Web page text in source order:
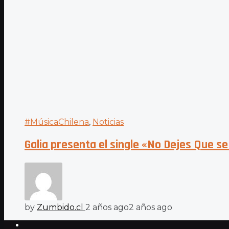
#MúsicaChilena, Noticias
Galia presenta el single «No Dejes Que
by Zumbido.cl 2 años ago2 años ago